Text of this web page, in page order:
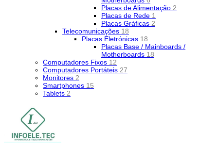
Placas de Alimentação 2
Placas de Rede 1
Placas Gráficas 2
Telecomunicações 18
Placas Eletrónicas 18
Placas Base / Mainboards /
Motherboards 18
Computadores Fixos 12
Computadores Portáteis 27
Monitores 2
Smartphones 15
Tablets 2